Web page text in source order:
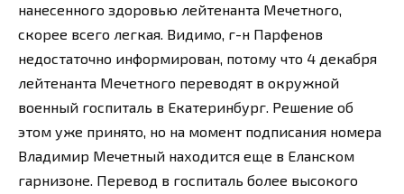
нанесенного здоровью лейтенанта Мечетного,
скорее всего легкая. Видимо, г-н Парфенов
недостаточно информирован, потому что 4 декабря
лейтенанта Мечетного переводят в окружной
военный госпиталь в Екатеринбург. Решение об
этом уже принято, но на момент подписания номера
Владимир Мечетный находится еще в Еланском
гарнизоне. Перевод в госпиталь более высокого